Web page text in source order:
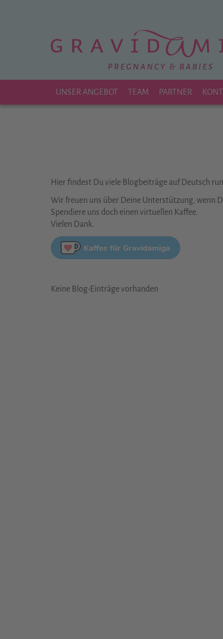
UNSER ANGEBOT TEAM PARTNER
Hier findest Du viele Blogbeiträge auf Deutsch
Wir freuen uns über Deine Unterstützung, wenn
Spendiere uns doch einen virtuellen Kaffee.
Vielen Dank.
Keine Blog-Einträge vorhanden